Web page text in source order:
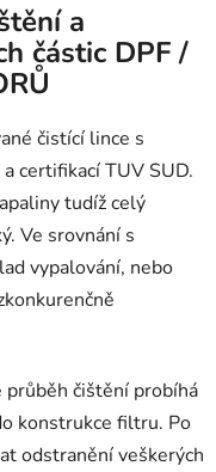
a
částic DPF /
čistící lince s
certifikací TUV SUD.
tudíž celý
Ve srovnání s
vypalování, nebo
průběh čištění probíhá
konstrukce filtru. Po
odstranění veškerých